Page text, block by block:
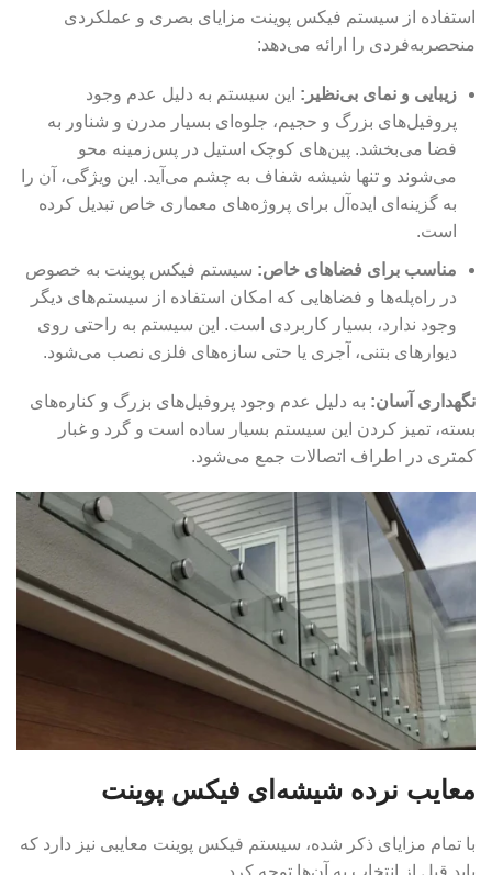
استفاده از سیستم فیکس پوینت مزایای بصری و عملکردی
منحصربه‌فردی را ارائه می‌دهد:
زیبایی و نمای بی‌نظیر : این سیستم به دلیل عدم وجود
پروفیل‌های بزرگ و حجیم، جلوه‌ای بسیار مدرن و شناور به
فضا می‌بخشد. پین‌های کوچک استیل در پس‌زمینه محو
می‌شوند و تنها شیشه شفاف به چشم می‌آید. این ویژگی، آن را
به گزینه‌ای ایده‌آل برای پروژه‌های معماری خاص تبدیل کرده
است.
مناسب برای فضاهای خاص: سیستم فیکس پوینت به خصوص
در راه‌پله‌ها و فضاهایی که امکان استفاده از سیستم‌های دیگر
وجود ندارد، بسیار کاربردی است. این سیستم به راحتی روی
دیوارهای بتنی، آجری یا حتی سازه‌های فلزی نصب می‌شود.
نگهداری آسان: به دلیل عدم وجود پروفیل‌های بزرگ و کناره‌های
بسته، تمیز کردن این سیستم بسیار ساده است و گرد و غبار
کمتری در اطراف اتصالات جمع می‌شود.
معایب نرده شیشه‌ای فیکس پوینت
با تمام مزایای ذکر شده، سیستم فیکس پوینت معایبی نیز دارد که
باید قبل از انتخاب به آن‌ها توجه کرد.